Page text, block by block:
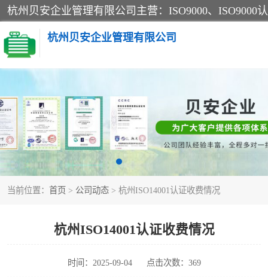
杭州贝安企业管理有限公司
当前位置： 首页 > 公司动态 > 杭州ISO14001认证收费情况
杭州ISO14001认证收费情况
时间：2025-09-04 点击次数：369
CE认证
SA认证
OHSAS18001认证
45001认证